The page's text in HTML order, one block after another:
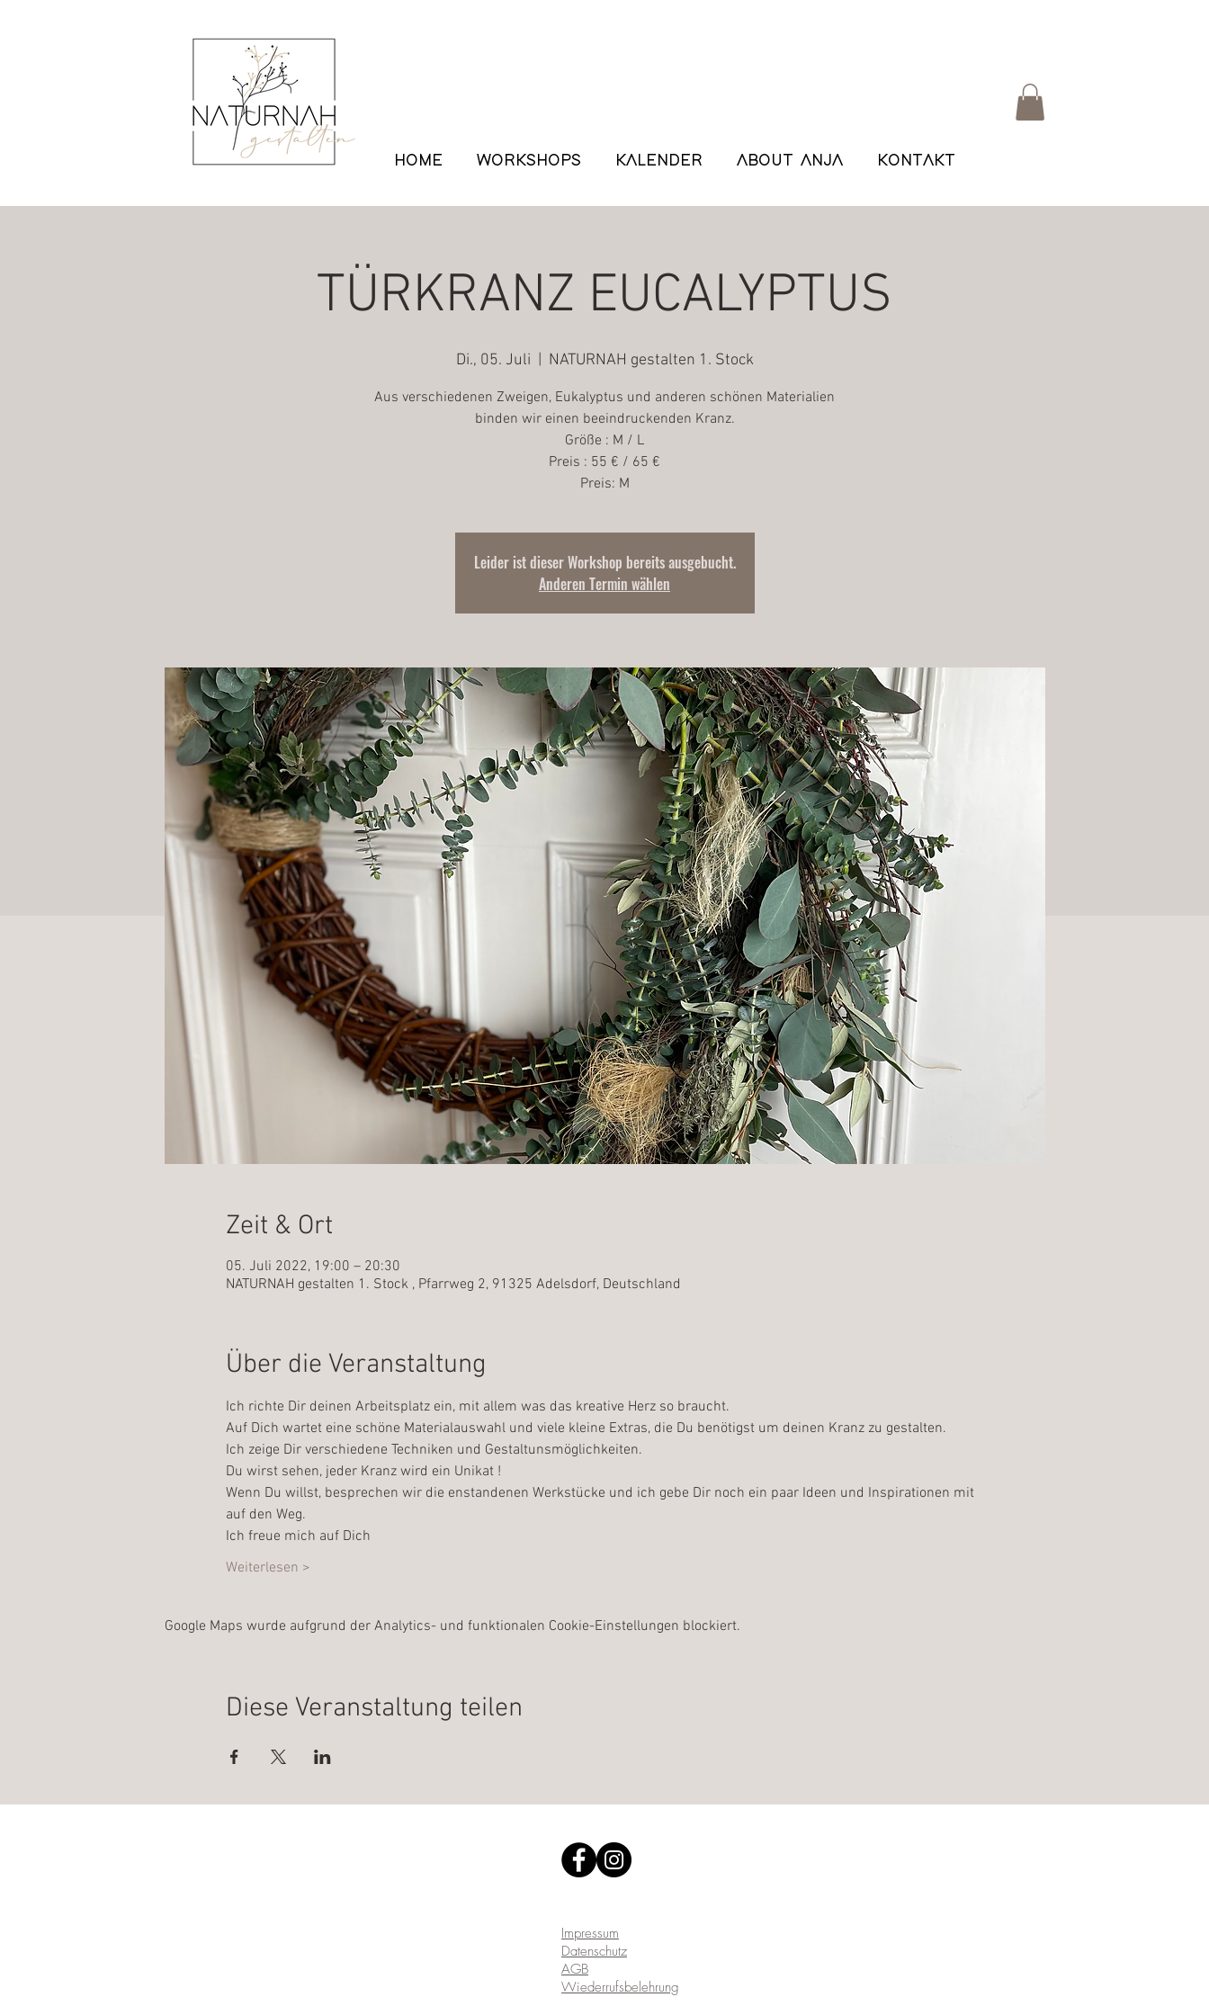
TÜRKRANZ EUCALYPTUS
Di., 05. Juli NATURNAH gestalten 1. Stock
Aus verschiedenen Zweigen, Eukalyptus und anderen schönen Materialien
binden wir einen beeindruckenden Kranz.
Größe : M / L
Preis : 55 € / 65 €
Preis: M
Leider ist dieser Workshop bereits ausgebucht.
Anderen Termin wählen
Zeit & Ort
05. Juli 2022, 19:00 – 20:30
NATURNAH gestalten 1. Stock , Pfarrweg 2, 91325 Adelsdorf, Deutschland
Über die Veranstaltung
Ich richte Dir deinen Arbeitsplatz ein, mit allem was das kreative Herz so braucht.
Auf Dich wartet eine schöne Materialauswahl und viele kleine Extras, die Du benötigst um deinen Kranz zu gestalten.
Ich zeige Dir verschiedene Techniken und Gestaltunsmöglichkeiten.
Du wirst sehen, jeder Kranz wird ein Unikat !
Wenn Du willst, besprechen wir die enstandenen Werkstücke und ich gebe Dir noch ein paar Ideen und Inspirationen mit
auf den Weg.
Ich freue mich auf Dich
Weiterlesen >
Google Maps wurde aufgrund der Analytics- und funktionalen Cookie-Einstellungen blockiert.
Diese Veranstaltung teilen
HOME WORKSHOPS KALENDER ABOUT ANJA KONTAKT
Impressum
Datenschutz
AGB
Wiederrufsbelehrung